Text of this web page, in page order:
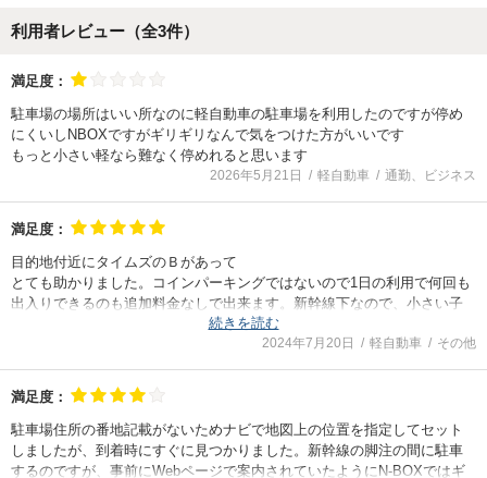
利用者レビュー（全3件）
満足度：
駐車場の場所はいい所なのに軽自動車の駐車場を利用したのですが停め
にくいしNBOXですがギリギリなんで気をつけた方がいいです
もっと小さい軽なら難なく停めれると思います
2026年5月21日 軽自動車 通勤、ビジネス
満足度：
目的地付近にタイムズのＢがあって
とても助かりました。コインパーキングではないので1日の利用で何回も
出入りできるのも追加料金なしで出来ます。新幹線下なので、小さい子
供がいる私は雨の日も真夏も屋根代わりで良いと思いました。あまり運
転に慣れていないので縦列駐車のように駐車できるか不安でしたが、問
題なかったです。
コインパーキングが付近にないこともあり、どうしようかと思っていま
したが、タイムズのＢを利用できて良かったです。
続きを読む
2024年7月20日 軽自動車 その他
満足度：
駐車場住所の番地記載がないためナビで地図上の位置を指定してセット
しましたが、到着時にすぐに見つかりました。新幹線の脚注の間に駐車
するのですが、事前にWebページで案内されていたようにN-BOXではギ